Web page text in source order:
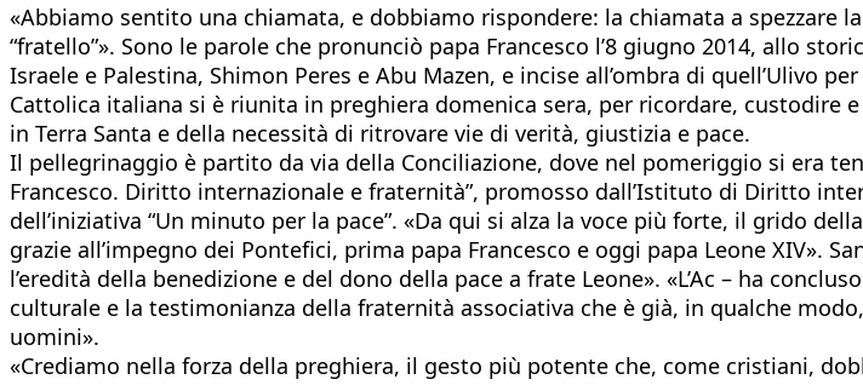
«Abbiamo sentito una chiamata, e dobbiamo rispondere: la chiamata a spezzare
“fratello”». Sono le parole che pronunciò papa Francesco l’8 giugno 2014, allo
Israele e Palestina, Shimon Peres e Abu Mazen, e incise all’ombra di quell’Ulivo
Cattolica italiana si è riunita in preghiera domenica sera, per ricordare,
in Terra Santa e della necessità di ritrovare vie di verità, giustizia e pace.
Il pellegrinaggio è partito da via della Conciliazione, dove nel pomeriggio si era
Francesco. Diritto internazionale e fraternità”, promosso dall’Istituto di Diritto
dell’iniziativa “Un minuto per la pace”. «Da qui si alza la voce più forte, il grido
grazie all’impegno dei Pontefici, prima papa Francesco e oggi papa Leone XIV».
l’eredità della benedizione e del dono della pace a frate Leone». «L’Ac – ha
culturale e la testimonianza della fraternità associativa che è già, in qualche
uomini».
«Crediamo nella forza della preghiera, il gesto più potente che, come cristiani,